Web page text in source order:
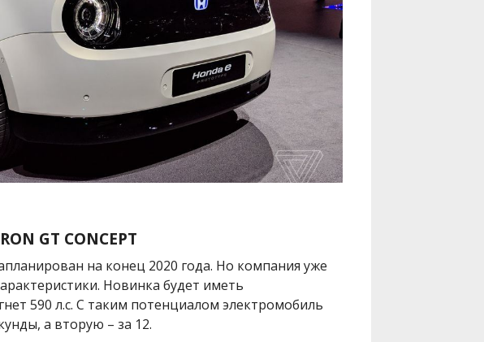
GT CONCEPT
на конец 2020 года. Но компания уже
Новинка будет иметь
590 л.с. С таким потенциалом электромобиль
а вторую – за 12.